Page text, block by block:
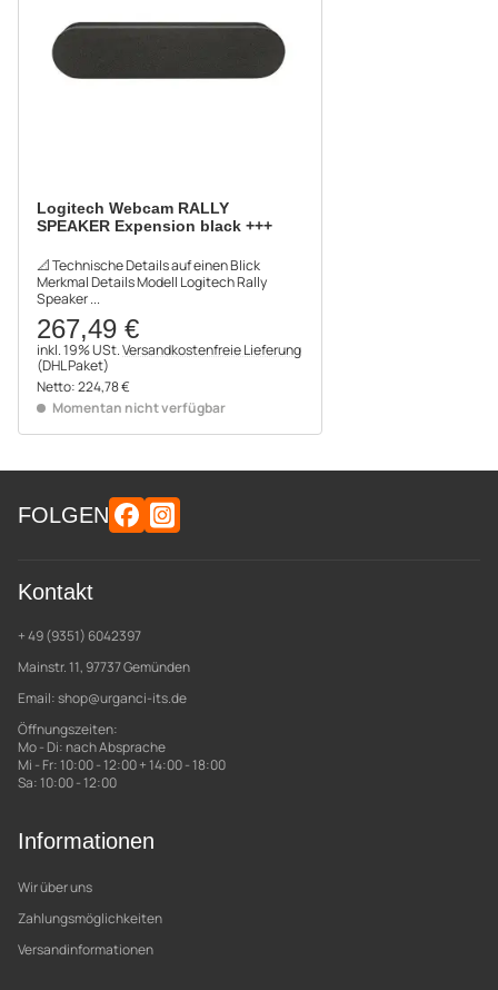
Logitech Webcam RALLY
SPEAKER Expension black +++
📐 Technische Details auf einen Blick
Merkmal Details Modell Logitech Rally
Speaker ...
267,49 €
inkl. 19% USt.Versandkostenfreie Lieferung
(DHL Paket)
Netto:224,78 €
Momentan nicht verfügbar
FOLGEN
Kontakt
+ 49 (9351) 6042397
Mainstr. 11, 97737 Gemünden
Email:shop@urganci-its.de
Öffnungszeiten:
Mo - Di: nach Absprache
Mi - Fr: 10:00 - 12:00 + 14:00 - 18:00
Sa: 10:00 - 12:00
Informationen
Wir über uns
Zahlungsmöglichkeiten
Versandinformationen